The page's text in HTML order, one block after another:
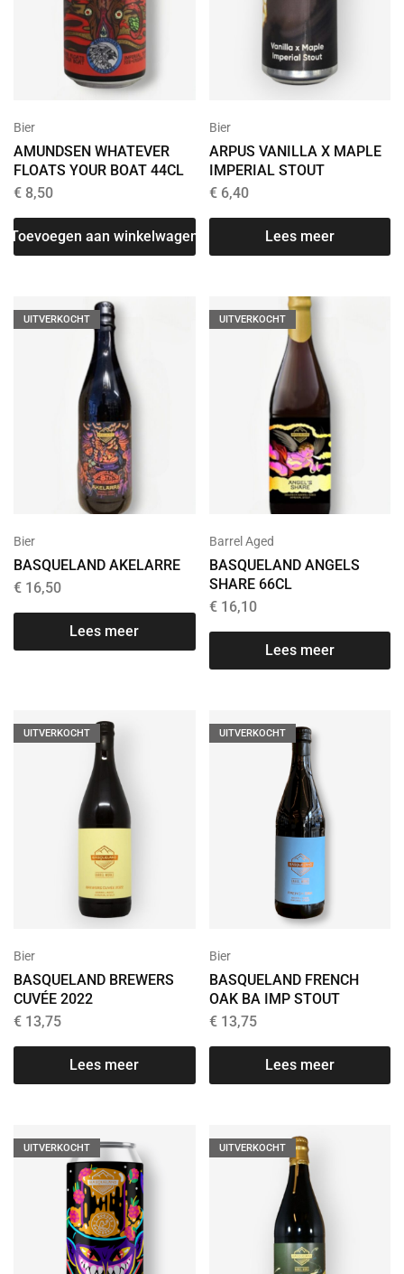
Bier
AMUNDSEN WHATEVER
FLOATS YOUR BOAT 44CL
€ 8,50
Toevoegen aan winkelwagen
Bier
ARPUS VANILLA X MAPLE
IMPERIAL STOUT
€6,40
Lees meer
UITVERKOCHT
Bier
BASQUELAND AKELARRE
€ 16,50
Lees meer
UITVERKOCHT
Barrel Aged
BASQUELAND ANGELS
SHARE 66CL
€16,10
Lees meer
UITVERKOCHT
Bier
BASQUELAND BREWERS
CUVÉE 2022
€ 13,75
Lees meer
UITVERKOCHT
Bier
BASQUELAND FRENCH
OAK BA IMP STOUT
€13,75
Lees meer
UITVERKOCHT UITVERKOCHT